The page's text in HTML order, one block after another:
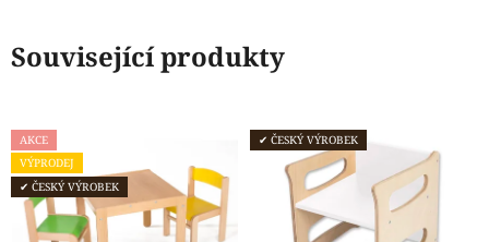
Související produkty
AKCE
VÝPRODEJ
✔ ČESKÝ VÝROBEK
✔ ČESKÝ VÝROBEK